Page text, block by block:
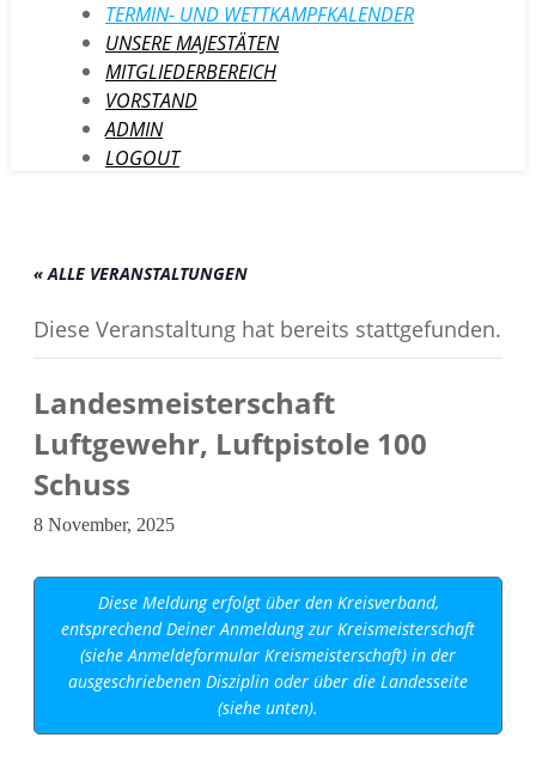
TERMIN- UND WETTKAMPFKALENDER
UNSERE MAJESTÄTEN
MITGLIEDERBEREICH
VORSTAND
ADMIN
LOGOUT
« ALLE VERANSTALTUNGEN
Diese Veranstaltung hat bereits stattgefunden.
Landesmeisterschaft
Luftgewehr, Luftpistole 100
Schuss
8 November, 2025
Diese Meldung erfolgt über den Kreisverband,
entsprechend Deiner Anmeldung zur Kreismeisterschaft
(siehe Anmeldeformular Kreismeisterschaft) in der
ausgeschriebenen Disziplin oder über die Landesseite
(siehe unten).